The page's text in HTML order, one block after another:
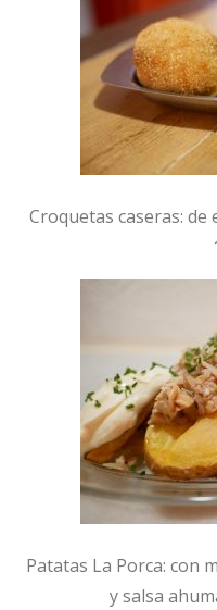
Croquetas caseras: de
Patatas La Porca: con
y salsa